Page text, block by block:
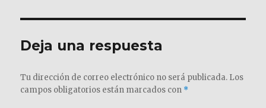
Deja una respuesta
Tu dirección de correo electrónico no será publicada. Los
campos obligatorios están marcados con *